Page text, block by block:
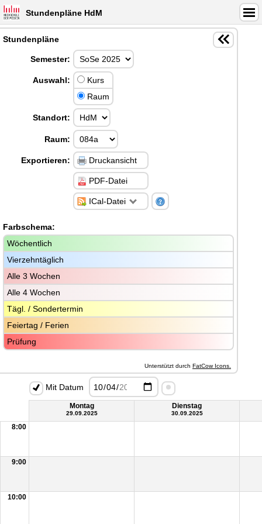
Stundenpläne HdM
Stundenpläne
Semester:
Auswahl:
Kurs
Raum
Standort:
Raum:
Exportieren: Druckansicht
PDF-Datei
ICal-Datei
Farbschema:
Wöchentlich
Vierzehntäglich
Alle 3 Wochen
Alle 4 Wochen
Tägl. / Sondertermin
Feiertag / Ferien
Prüfung
Unterstützt durch FatCow Icons.
Mit Datum
8:00
9:00
10:00
Montag
29.09.2025
Dienstag
30.09.2025